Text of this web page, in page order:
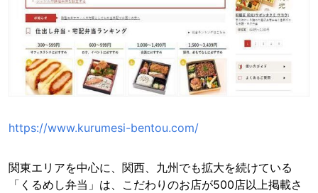
https://www.kurumesi-bentou.com/
関東エリアを中心に、関西、九州でも拡大を続けている
「くるめし弁当」は、こだわりのお店が500店以上掲載さ